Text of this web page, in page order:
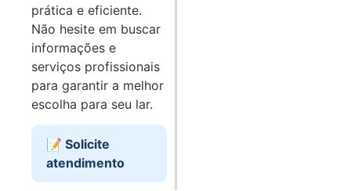
prática e eficiente.
Não hesite em buscar
informações e
serviços profissionais
para garantir a melhor
escolha para seu lar.
📝 Solicite
atendimento